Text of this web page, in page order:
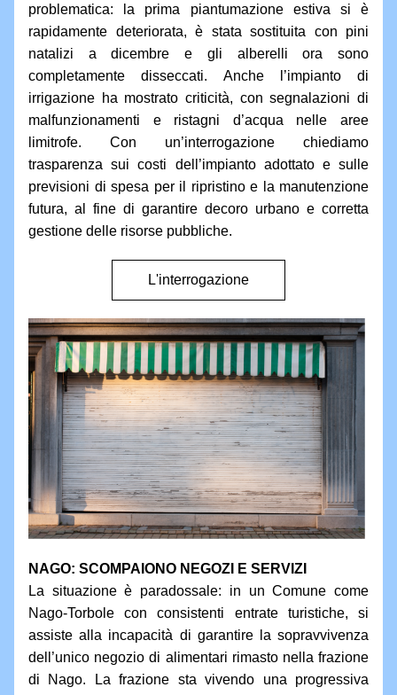
problematica: la prima piantumazione estiva si è
rapidamente deteriorata, è stata sostituita con pini
natalizi a dicembre e gli alberelli ora sono
completamente disseccati. Anche l’impianto di
irrigazione ha mostrato criticità, con segnalazioni di
malfunzionamenti e ristagni d’acqua nelle aree
limitrofe. Con un’interrogazione chiediamo
trasparenza sui costi dell’impianto adottato e sulle
previsioni di spesa per il ripristino e la manutenzione
futura, al fine di garantire decoro urbano e corretta
gestione delle risorse pubbliche.
L'interrogazione
NAGO: SCOMPAIONO NEGOZI E SERVIZI
La situazione è paradossale: in un Comune come
Nago-Torbole con consistenti entrate turistiche, si
assiste alla incapacità di garantire la sopravvivenza
dell’unico negozio di alimentari rimasto nella frazione
di Nago. La frazione sta vivendo una progressiva